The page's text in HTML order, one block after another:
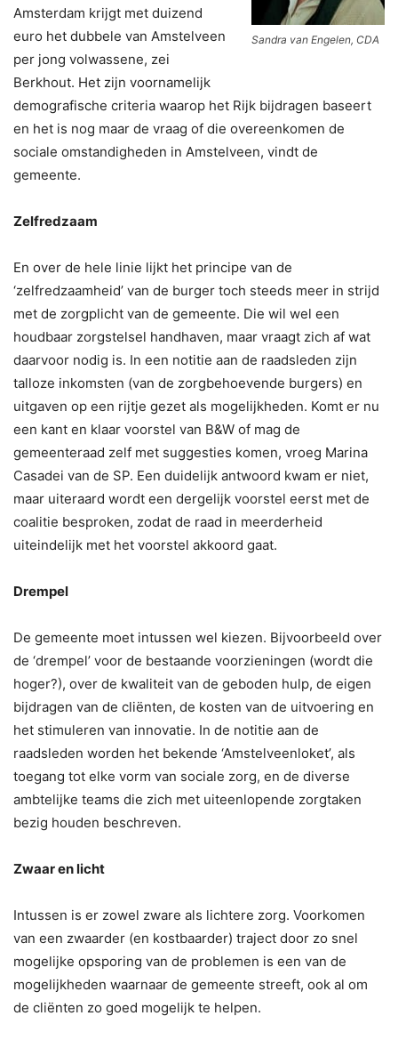
Sandra van Engelen, CDA
Amsterdam krijgt met duizend
euro het dubbele van Amstelveen
per jong volwassene, zei
Berkhout. Het zijn voornamelijk
demografische criteria waarop het Rijk bijdragen baseert
en het is nog maar de vraag of die overeenkomen de
sociale omstandigheden in Amstelveen, vindt de
gemeente.
Zelfredzaam
En over de hele linie lijkt het principe van de
‘zelfredzaamheid’ van de burger toch steeds meer in strijd
met de zorgplicht van de gemeente. Die wil wel een
houdbaar zorgstelsel handhaven, maar vraagt zich af wat
daarvoor nodig is. In een notitie aan de raadsleden zijn
talloze inkomsten (van de zorgbehoevende burgers) en
uitgaven op een rijtje gezet als mogelijkheden. Komt er nu
een kant en klaar voorstel van B&W of mag de
gemeenteraad zelf met suggesties komen, vroeg Marina
Casadei van de SP. Een duidelijk antwoord kwam er niet,
maar uiteraard wordt een dergelijk voorstel eerst met de
coalitie besproken, zodat de raad in meerderheid
uiteindelijk met het voorstel akkoord gaat.
Drempel
De gemeente moet intussen wel kiezen. Bijvoorbeeld over
de ‘drempel’ voor de bestaande voorzieningen (wordt die
hoger?), over de kwaliteit van de geboden hulp, de eigen
bijdragen van de cliënten, de kosten van de uitvoering en
het stimuleren van innovatie. In de notitie aan de
raadsleden worden het bekende ‘Amstelveenloket’, als
toegang tot elke vorm van sociale zorg, en de diverse
ambtelijke teams die zich met uiteenlopende zorgtaken
bezig houden beschreven.
Zwaar en licht
Intussen is er zowel zware als lichtere zorg. Voorkomen
van een zwaarder (en kostbaarder) traject door zo snel
mogelijke opsporing van de problemen is een van de
mogelijkheden waarnaar de gemeente streeft, ook al om
de cliënten zo goed mogelijk te helpen.